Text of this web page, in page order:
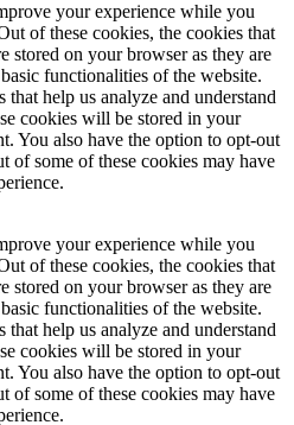
your experience while you
of these cookies, the cookies that
stored on your browser as they are
functionalities of the website.
help us analyze and understand
cookies will be stored in your
You also have the option to opt-out
of some of these cookies may have
your experience while you
of these cookies, the cookies that
stored on your browser as they are
functionalities of the website.
help us analyze and understand
cookies will be stored in your
You also have the option to opt-out
of some of these cookies may have